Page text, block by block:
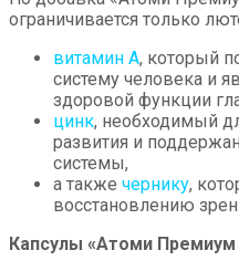
ограничивается только
витамин А, который
систему человека и
здоровой функции
цинк, необходимый
развития и
системы,
а также чернику,
восстановлению
Капсулы «Атоми